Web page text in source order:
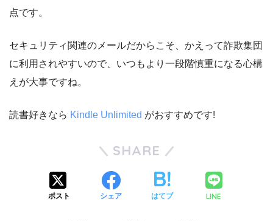
点です。
セキュリティ関連のメールだからこそ、かえって詐欺集団
に利用されやすいので、いつもより一段階慎重になる心構
えが大事ですね。
読書好きなら Kindle Unlimited がおすすめです!
SHARE
ポスト シェア はてブ LINE